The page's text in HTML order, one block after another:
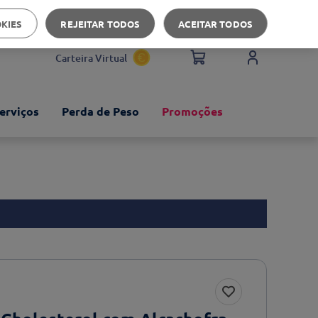
Apoio ao cliente
Carteira Virtual
Perda de Peso Promoções
REJEITAR TODOS ACEITAR TODOS